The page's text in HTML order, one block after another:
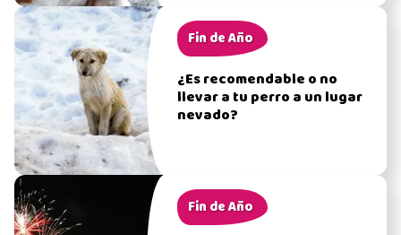
Fin de Año
¿Es recomendable o no
llevar a tu perro a un lugar
nevado?
Fin de Año